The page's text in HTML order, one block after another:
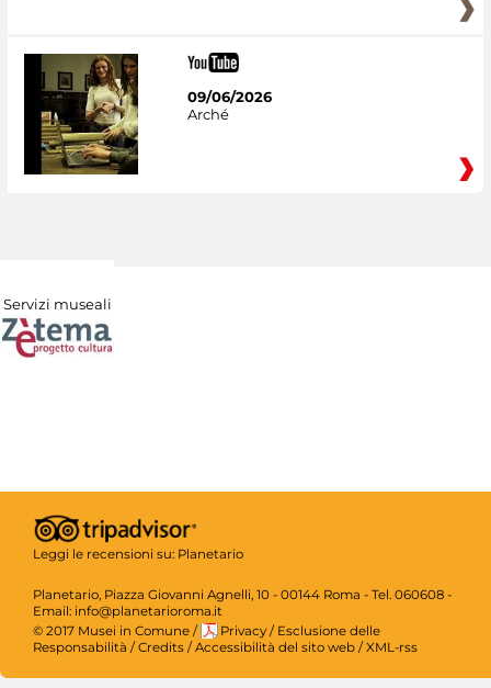
09/06/2026
Arché
Servizi museali
Leggi le recensioni su: Planetario
Planetario, Piazza Giovanni Agnelli, 10 - 00144 Roma - Tel. 060608 -
Email: info@planetarioroma.it
© 2017 Musei in Comune / Privacy / Esclusione delle
Responsabilità /Credits /Accessibilità del sito web /XML-rss